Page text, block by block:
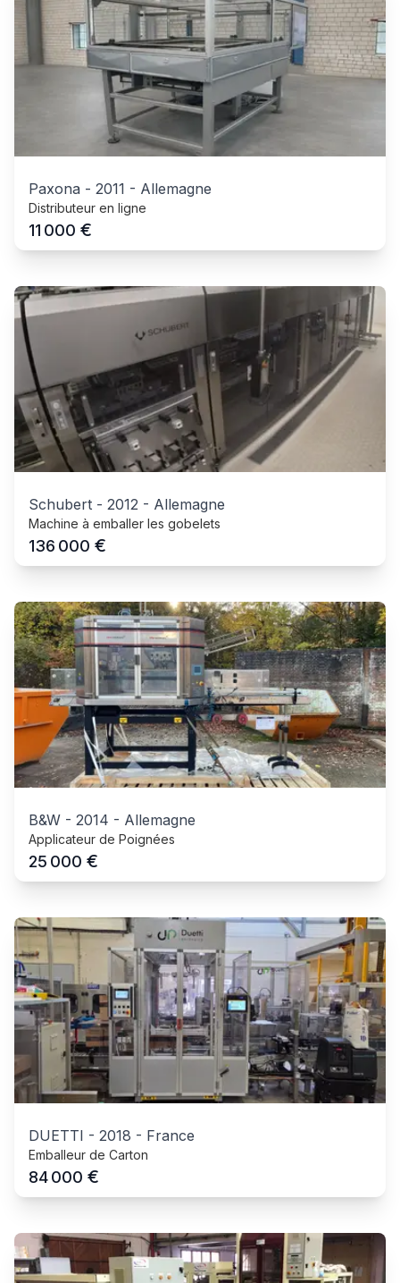
Paxona - 2011 - Allemagne
Distributeur en ligne
11 000 €
Schubert - 2012 - Allemagne
Machine à emballer les gobelets
136 000 €
B&W - 2014 - Allemagne
Applicateur de Poignées
25 000 €
DUETTI - 2018 - France
Emballeur de Carton
84 000 €